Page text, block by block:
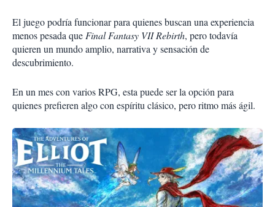
El juego podría funcionar para quienes buscan una experiencia
menos pesada queFinal Fantasy VII Rebirth, pero todavía
quieren un mundo amplio, narrativa y sensación de
descubrimiento.
En un mes con varios RPG, esta puede ser la opción para
quienes prefieren algo con espíritu clásico, pero ritmo más ágil.